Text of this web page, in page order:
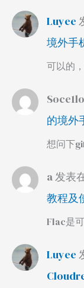
Luyee
境外手
可以的
Soce1lo
的境外
想问下
a发表
教程及
Flac是
Luyee